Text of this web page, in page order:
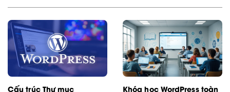
Cấu trúc Thư mục
Khóa học WordPress toàn